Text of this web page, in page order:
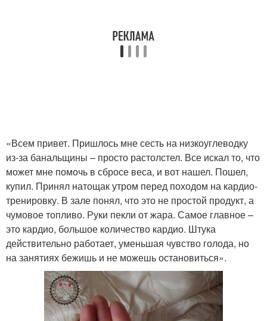
«Всем привет. Пришлось мне сесть на низкоуглеводку
из-за банальщины – просто растолстел. Все искал то, что
может мне помочь в сбросе веса, и вот нашел. Пошел,
купил. Принял натощак утром перед походом на кардио-
тренировку. В зале понял, что это не простой продукт, а
чумовое топливо. Руки пекли от жара. Самое главное –
это кардио, большое количество кардио. Штука
действительно работает, уменьшая чувство голода, но
на занятиях бежишь и не можешь остановиться».